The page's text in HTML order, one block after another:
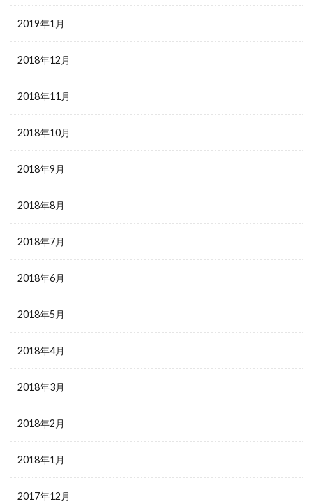
2019年1月
2018年12月
2018年11月
2018年10月
2018年9月
2018年8月
2018年7月
2018年6月
2018年5月
2018年4月
2018年3月
2018年2月
2018年1月
2017年12月